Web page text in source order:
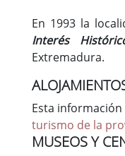
En 1993 la
Interés
Extremadura.
Esta
turismo de la
MUSEOS Y